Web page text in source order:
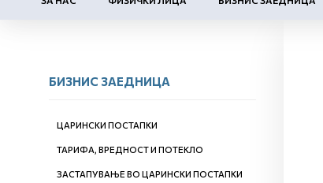
БИЗНИС ЗАЕДНИЦА
ЦАРИНСКИ ПОСТАПКИ
ТАРИФА, ВРЕДНОСТ И ПОТЕКЛО
ЗАСТАПУВАЊЕ ВО ЦАРИНСКИ ПОСТАПКИ